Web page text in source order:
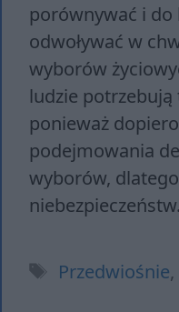
porównywać i do
odwoływać w
wyborów
ludzie
ponieważ
podejmowania
wyborów,
niebezpieczeństw.
Tagi
Przedwiośnie,